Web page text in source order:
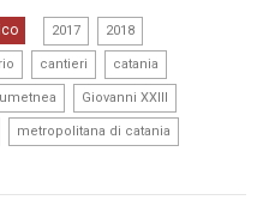
2017 2018
cantieri catania
Giovanni XXIII
metropolitana di catania